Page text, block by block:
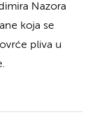
Nazora
koja se
pliva u